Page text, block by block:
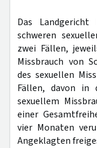
Das
schweren
zwei Fällen,
Missbrauch von
des sexuellen
Fällen, davon
sexuellem
einer
vier Monaten
Angeklagten